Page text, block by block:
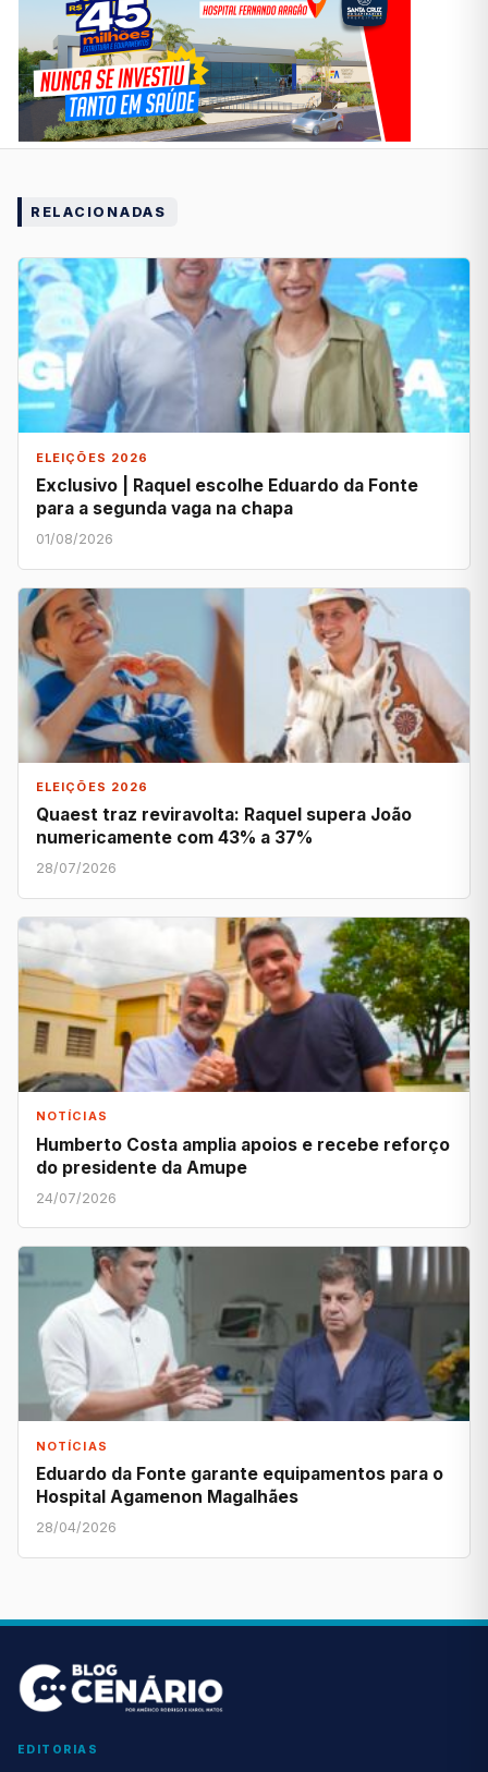
RELACIONADAS
ELEIÇÕES 2026
Exclusivo | Raquel escolhe Eduardo da Fonte
para a segunda vaga na chapa
01/08/2026
ELEIÇÕES 2026
Quaest traz reviravolta: Raquel supera João
numericamente com 43% a 37%
28/07/2026
NOTÍCIAS
Humberto Costa amplia apoios e recebe reforço
do presidente da Amupe
24/07/2026
NOTÍCIAS
Eduardo da Fonte garante equipamentos para o
Hospital Agamenon Magalhães
28/04/2026
EDITORIAS